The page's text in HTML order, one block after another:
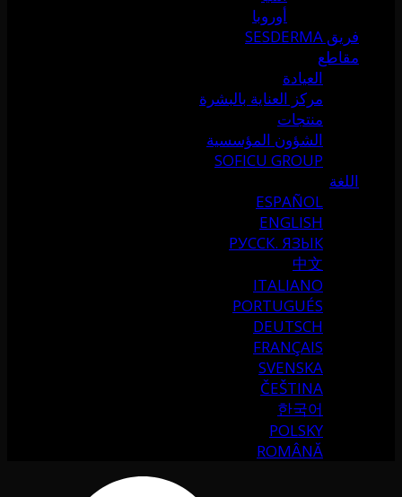
أوروبا
فريق SESDERMA
مقاطع
العيادة
مركز العناية بالبشرة
منتجات
الشؤون المؤسسية
SOFICU GROUP
اللغة
ESPAÑOL
ENGLISH
РУССК. ЯЗЫК
中文
ITALIANO
PORTUGUÉS
DEUTSCH
FRANÇAIS
SVENSKA
ČEŠTINA
한국어
POLSKY
ROMÂNĂ